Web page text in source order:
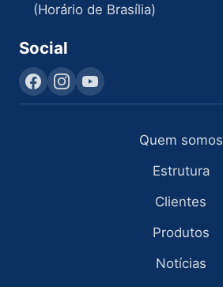
(Horário de Brasília)
Social
Quem somos
Estrutura
Clientes
Produtos
Notícias